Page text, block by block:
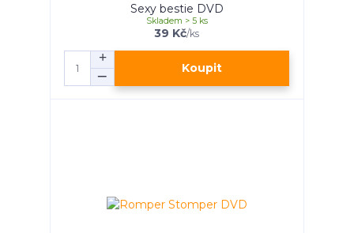
Sexy bestie DVD
39 Kč/ks
Skladem > 5 ks
Koupit